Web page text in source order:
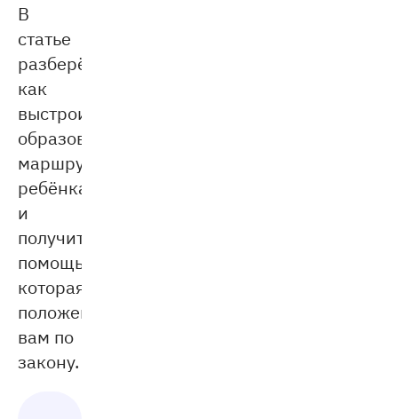
В
статье
разберём,
как
выстроить
образовательный
маршрут
ребёнка
и
получить
помощь,
которая
положена
вам по
закону.